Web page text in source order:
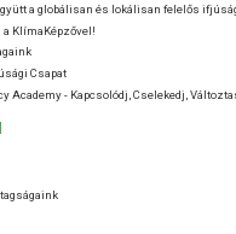
a globálisan és lokálisan felelős
a KlímaKépzővel!
Csapat
Academy - Kapcsolódj, Cselekedj,